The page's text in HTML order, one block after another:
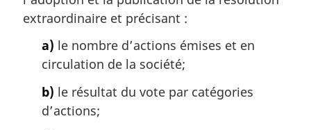
a
extraordinaire et précisant :
a) le nombre d’actions émises et en
circulation de la société;
b) le résultat du vote par catégories
d’actions;